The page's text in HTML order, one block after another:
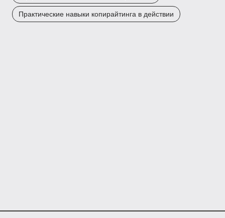
Практические навыки копирайтинга в действии